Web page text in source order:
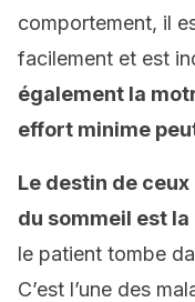
comportement, il
facilement et est
également la
effort minime
Le destin de
du sommeil est la
le patient tombe
C’est l’une des